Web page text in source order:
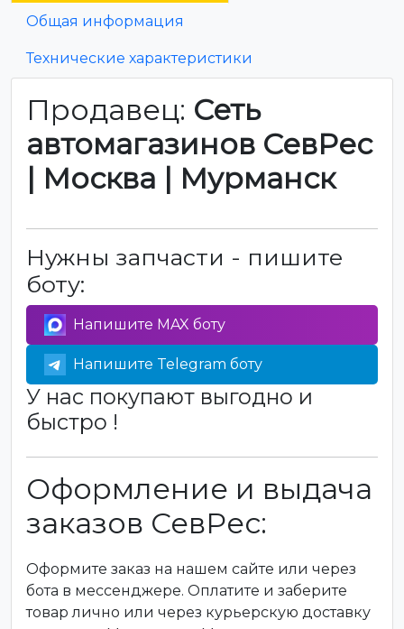
Общая информация
Технические характеристики
Продавец: Сеть
автомагазинов СевРес
| Москва | Мурманск
Нужны запчасти - пишите
боту:
Напишите MAX боту
Напишите Telegram боту
У нас покупают выгодно и
быстро !
Оформление и выдача
заказов СевРес:
Оформите заказ на нашем сайте или через
бота в мессенджере. Оплатите и заберите
товар лично или через курьерскую доставку